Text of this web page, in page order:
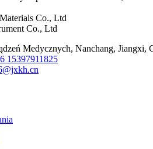
Co., Ltd
Co., Ltd
Medycznych, Nanchang, Jiangxi,
15397911825